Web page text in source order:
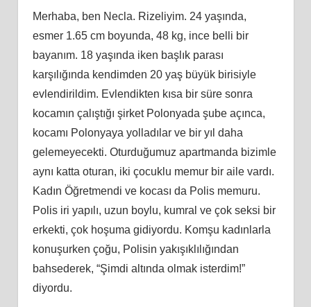
Merhaba, ben Necla. Rizeliyim. 24 yaşında,
esmer 1.65 cm boyunda, 48 kg, ince belli bir
bayanım. 18 yaşında iken başlık parası
karşılığında kendimden 20 yaş büyük birisiyle
evlendirildim. Evlendikten kısa bir süre sonra
kocamın çalıştığı şirket Polonyada şube açınca,
kocamı Polonyaya yolladılar ve bir yıl daha
gelemeyecekti. Oturduğumuz apartmanda bizimle
aynı katta oturan, iki çocuklu memur bir aile vardı.
Kadın Öğretmendi ve kocası da Polis memuru.
Polis iri yapılı, uzun boylu, kumral ve çok seksi bir
erkekti, çok hoşuma gidiyordu. Komşu kadınlarla
konuşurken çoğu, Polisin yakışıklılığından
bahsederek, “Şimdi altında olmak isterdim!”
diyordu.